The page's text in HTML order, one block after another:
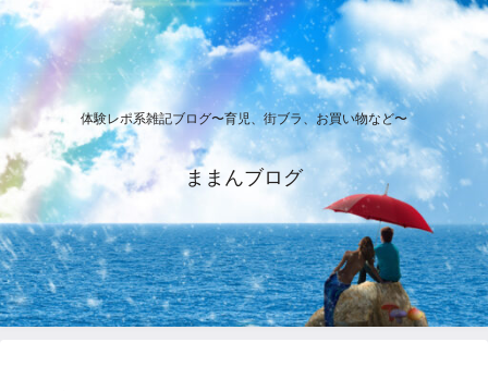
体験レポ系雑記ブログ〜育児、街ブラ、お買い物など〜
ままんブログ